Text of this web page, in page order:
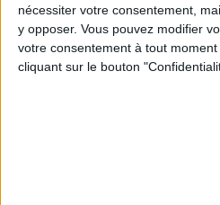
nécessiter votre consentement,
y opposer. Vous pouvez modifier
votre consentement à tout
cliquant sur le bouton
LES SPF 50 QUI DONNENT